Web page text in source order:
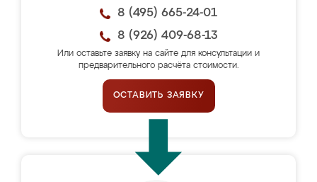
8 (495) 665-24-01
8 (926) 409-68-13
Или оставьте заявку на сайте для консультации и
предварительного расчёта стоимости.
ОСТАВИТЬ ЗАЯВКУ